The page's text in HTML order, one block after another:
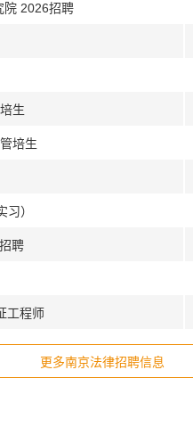
院 2026招聘
生
培生
）
聘
工程师
更多南京法律招聘信息